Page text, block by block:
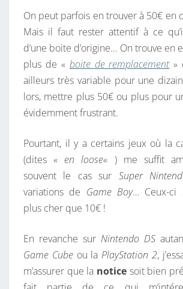
On peut parfois en trouver à 50€ en
Mais il faut rester attentif à ce
d’une boite d’origine… On trouve en
plus de « boite de remplacement»
ailleurs très variable pour une
lors, mettre plus 50€ ou plus pour
évidemment frustrant.
Pourtant, il y a certains jeux où la
(dites « en loose« ) me suffit
souvent le cas sur Super
variations de Game Boy… Ceux-ci
plus cher que 10€ !
En revanche sur Nintendo DS
Game Cubeou la PlayStation 2,
m’assurer que la noticesoit bien